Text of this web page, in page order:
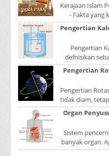
Kerajaan Islam
- Fakta yang
kerajaan
Pengertian
Pengertian
defnisikan
dapat
Pengertian
Pengertian
tidak diam,
disebut rotasi
Organ
Sistem
banyak organ.
pencernaan